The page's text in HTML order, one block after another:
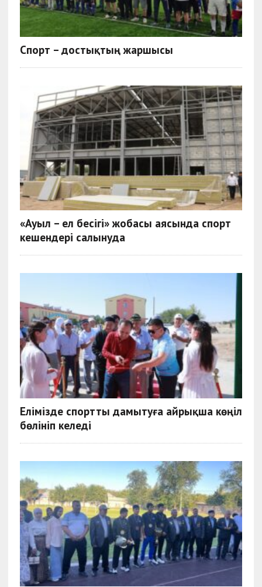
Спорт – достықтың жаршысы
«Ауыл – ел бесігі» жобасы аясында спорт
кешендері салынуда
Елімізде спортты дамытуға айрықша көңіл
бөлініп келеді